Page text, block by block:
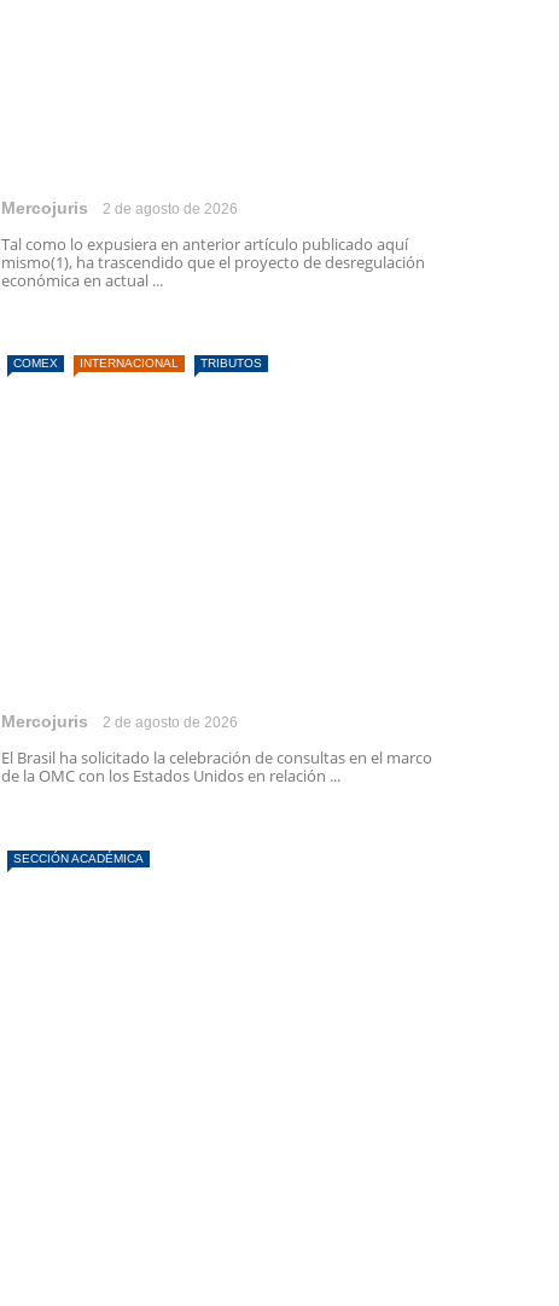
Mercojuris 2 de agosto de 2026
Tal como lo expusiera en anterior artículo publicado aquí
mismo(1), ha trascendido que el proyecto de desregulación
económica en actual ...
COMEX INTERNACIONAL TRIBUTOS
Mercojuris 2 de agosto de 2026
El Brasil ha solicitado la celebración de consultas en el marco
de la OMC con los Estados Unidos en relación ...
SECCIÓN ACADÉMICA